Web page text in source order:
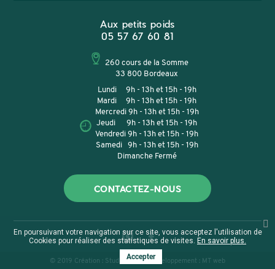
Aux petits poids
05 57 67 60 81
260 cours de la Somme
33 800 Bordeaux
Lundi 9h - 13h et 15h - 19h
Mardi 9h - 13h et 15h - 19h
Mercredi 9h - 13h et 15h - 19h
Jeudi 9h - 13h et 15h - 19h
Vendredi 9h - 13h et 15h - 19h
Samedi 9h - 13h et 15h - 19h
Dimanche Fermé
CONTACTEZ-NOUS
© 2019 Création : Studio Mund- Développement : MT web
En poursuivant votre navigation sur ce site, vous acceptez l'utilisation de
Cookies pour réaliser des statistiques de visites. En savoir plus.
Accepter